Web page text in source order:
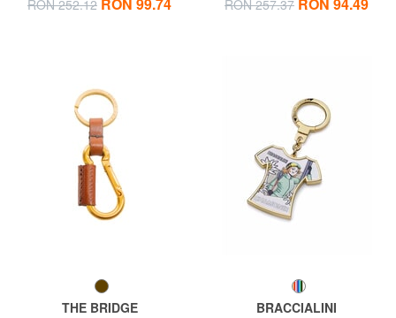
RON 252.12 RON 257.37
THE BRIDGE
BRACCIALINI